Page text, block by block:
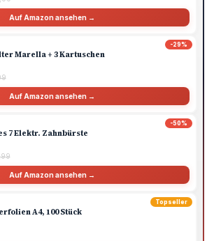
Auf Amazon ansehen →
-29%
Marella + 3 Kartuschen
Auf Amazon ansehen →
-50%
7 Elektr. Zahnbürste
Auf Amazon ansehen →
Topseller
A4, 100 Stück